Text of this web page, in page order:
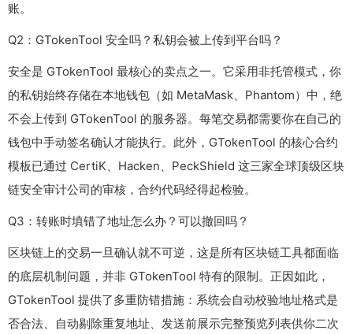
账。
Q2：GTokenTool 安全吗？私钥会被上传到平台吗？
安全是 GTokenTool 最核心的卖点之一。它采用非托管模式，你
的私钥始终存储在本地钱包（如 MetaMask、Phantom）中，绝
不会上传到 GTokenTool 的服务器。每笔交易都需要你在自己的
钱包中手动签名确认才能执行。此外，GTokenTool 的核心合约
模板已通过 CertiK、Hacken、PeckShield 这三家全球顶级区块
链安全审计公司的审核，合约代码经得起检验。
Q3：转账时填错了地址怎么办？可以撤回吗？
区块链上的交易一旦确认就不可逆，这是所有区块链工具都面临
的底层机制问题，并非 GTokenTool 特有的限制。正因如此，
GTokenTool 提供了多重防错措施：系统会自动校验地址格式是
否合法、自动剔除重复地址、发送前展示完整预览列表供你二次